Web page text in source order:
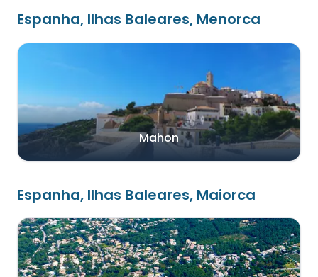
Espanha, Ilhas Baleares, Menorca
Mahon
Espanha, Ilhas Baleares, Maiorca